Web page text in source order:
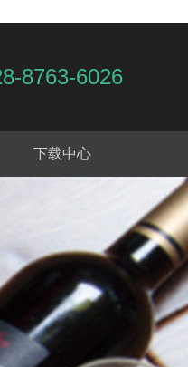
8763-6026
下载中心